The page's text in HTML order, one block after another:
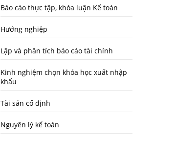
Báo cáo thực tập, khóa luận Kế toán
Hướng nghiệp
Lập và phân tích báo cáo tài chính
Kinh nghiệm chọn khóa học xuất nhập
khẩu
Tài sản cố định
Nguyên lý kế toán